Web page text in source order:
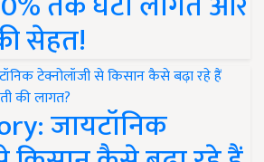
सेहत!
जायटॉनिक